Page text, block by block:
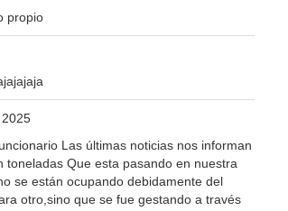
propio
Las últimas noticias nos informan
Que esta pasando en nuestra
se están ocupando debidamente del
otro,sino que se fue gestando a través